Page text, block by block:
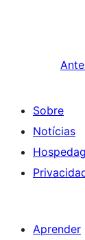
Sobre
Notícias
Aprender